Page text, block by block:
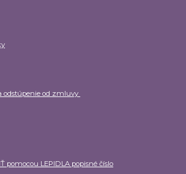
odstúpenie od zmluvy
pomocou LEPIDLA popisné číslo